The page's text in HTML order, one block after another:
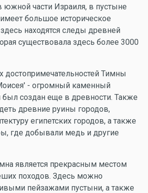
части Израиля, в пустыне
большое историческое
находятся следы древней
существовала здесь более 3000
достопримечательностей Тимны
- огромный каменный
был создан еще в древности. Также
древние руины городов,
египетских городов, а также
где добывали медь и другие
является прекрасным местом
походов. Здесь можно
пейзажами пустыни, а также